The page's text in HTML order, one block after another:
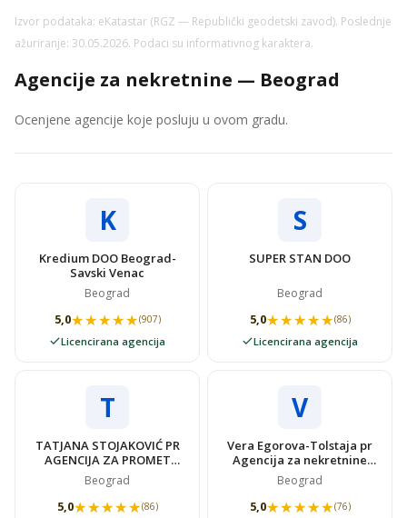
Izvor podataka: eKatastar (RGZ — Republički geodetski zavod). Poslednje
ažuriranje: 30.05.2026. Podaci su informativnog karaktera.
Agencije za nekretnine — Beograd
Ocenjene agencije koje posluju u ovom gradu.
K
Kredium DOO Beograd-
Savski Venac
Beograd
5,0★★★★★
★★★★★(907)
Licencirana agencija
S
SUPER STAN DOO
Beograd
5,0★★★★★
★★★★★(86)
Licencirana agencija
T
TATJANA STOJAKOVIĆ PR
AGENCIJA ZA PROMET
NEKRETNINAMA SUPER
STAN
Beograd
5,0★★★★★
★★★★★(86)
V
Vera Egorova-Tolstaja pr
Agencija za nekretnine
VIDOVSTAN
Beograd
5,0★★★★★
★★★★★(76)